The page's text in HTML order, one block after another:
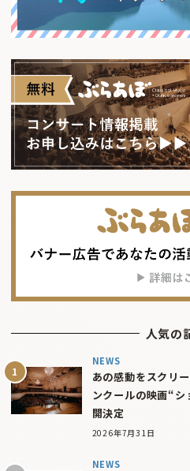
人気の
NEWS
あの感動をスクリ
ンクールの映画“
開決定
2026年7月31日
NEWS